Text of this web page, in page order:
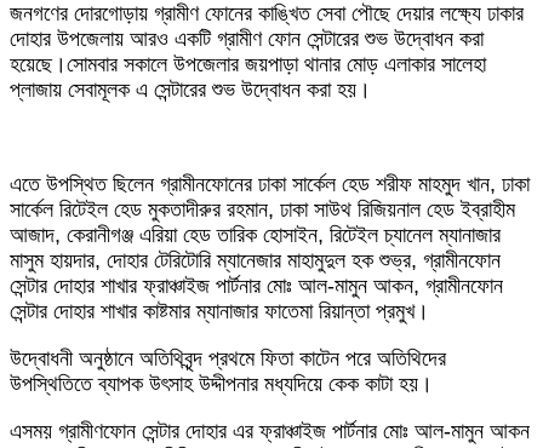
জনগণের দোরগোড়ায় গ্রামীণ ফোনের কাঙ্খিত সেবা পৌছে দেয়ার লক্ষ্যে ঢাকার
দোহার উপজেলায় আরও একটি গ্রামীণ ফোন সেন্টারের শুভ উদ্বোধন করা
হয়েছে।সোমবার সকালে উপজেলার জয়পাড়া থানার মোড় এলাকার সালেহা
প্লাজায় সেবামূলক এ সেন্টারের শুভ উদ্বোধন করা হয়।
এতে উপস্থিত ছিলেন গ্রামীনফোনের ঢাকা সার্কেল হেড শরীফ মাহমুদ খান, ঢাকা
সার্কেল রিটেইল হেড মুকতাদীরুর রহমান, ঢাকা সাউথ রিজিয়নাল হেড ইব্রাহীম
আজাদ, কেরানীগঞ্জ এরিয়া হেড তারিক হোসাইন, রিটেইল চ্যানেল ম্যানাজার
মাসুম হায়দার, দোহার টেরিটোরি ম্যানেজার মাহামুদুল হক শুভ্র, গ্রামীনফোন
সেন্টার দোহার শাখার ফ্রাঞ্চাইজ পার্টনার মোঃ আল-মামুন আকন, গ্রামীনফোন
সেন্টার দোহার শাখার কাষ্টমার ম্যানাজার ফাতেমা রিয়ান্তা প্রমুখ।
উদ্বোধনী অনুষ্ঠানে অতিথিবৃন্দ প্রথমে ফিতা কাটেন পরে অতিথিদের
উপস্থিতিতে ব্যাপক উৎসাহ উদ্দীপনার মধ্যদিয়ে কেক কাটা হয়।
এসময় গ্রামীণফোন সেন্টার দোহার এর ফ্রাঞ্চাইজ পার্টনার মোঃ আল-মামুন আকন